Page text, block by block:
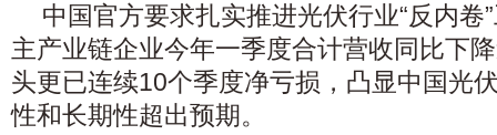
中国官方要求扎实推进光伏行业“反内卷
主产业链企业今年一季度合计营收同比下
头更已连续10个季度净亏损，凸显中国光
性和长期性超出预期。